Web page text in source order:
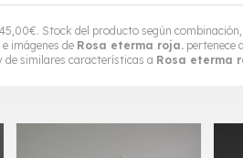
45,00€. Stock del producto según
imágenes de Rosa eterma roja. pertenece
de similares características a Rosa eterma